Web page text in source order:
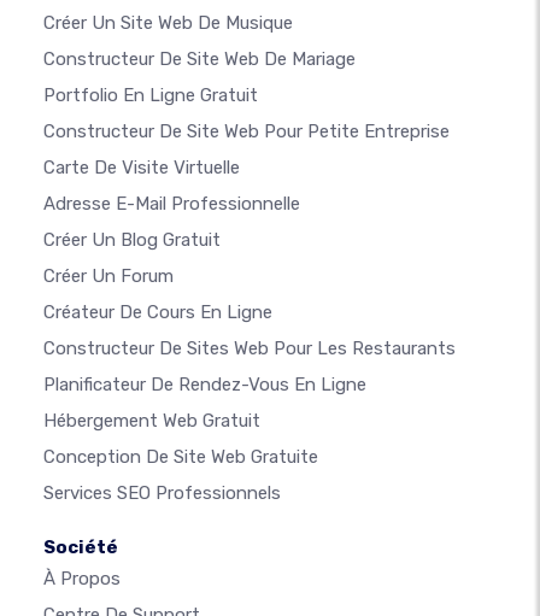
Créer Un Site Web De Musique
Constructeur De Site Web De Mariage
Portfolio En Ligne Gratuit
Constructeur De Site Web Pour Petite Entreprise
Carte De Visite Virtuelle
Adresse E-Mail Professionnelle
Créer Un Blog Gratuit
Créer Un Forum
Créateur De Cours En Ligne
Constructeur De Sites Web Pour Les Restaurants
Planificateur De Rendez-Vous En Ligne
Hébergement Web Gratuit
Conception De Site Web Gratuite
Services SEO Professionnels
Société
À Propos